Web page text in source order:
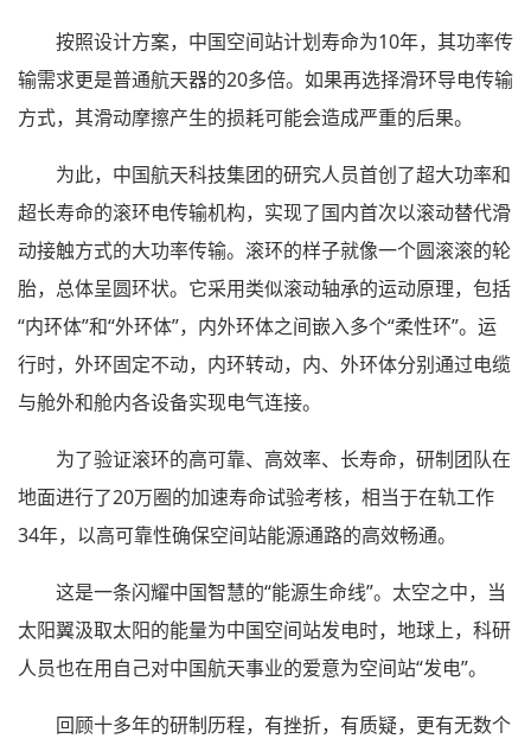
按照设计方案，中国空间站计划寿命为10年，其功率传
输需求更是普通航天器的20多倍。如果再选择滑环导电传输
方式，其滑动摩擦产生的损耗可能会造成严重的后果。
为此，中国航天科技集团的研究人员首创了超大功率和
超长寿命的滚环电传输机构，实现了国内首次以滚动替代滑
动接触方式的大功率传输。滚环的样子就像一个圆滚滚的轮
胎，总体呈圆环状。它采用类似滚动轴承的运动原理，包括
“内环体”和“外环体”，内外环体之间嵌入多个“柔性环”。运
行时，外环固定不动，内环转动，内、外环体分别通过电缆
与舱外和舱内各设备实现电气连接。
为了验证滚环的高可靠、高效率、长寿命，研制团队在
地面进行了20万圈的加速寿命试验考核，相当于在轨工作
34年，以高可靠性确保空间站能源通路的高效畅通。
这是一条闪耀中国智慧的“能源生命线”。太空之中，当
太阳翼汲取太阳的能量为中国空间站发电时，地球上，科研
人员也在用自己对中国航天事业的爱意为空间站“发电”。
回顾十多年的研制历程，有挫折，有质疑，更有无数个